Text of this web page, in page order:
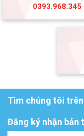
0393.968.345
Tìm chúng tôi trên
Đăng ký nhận bản